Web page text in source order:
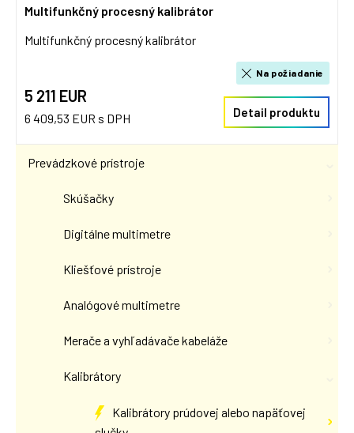
Prevádzkové prístroje
Skúšačky
Digitálne multimetre
Kliešťové prístroje
Analógové multimetre
Merače a vyhľadávače kabeláže
Kalibrátory
Kalibrátory prúdovej alebo napäťovej
Multifunkčný procesný kalibrátor
Multifunkčný procesný kalibrátor
5 211 EUR
6 409,53 EUR s DPH
Na požiadanie
Detail produktu